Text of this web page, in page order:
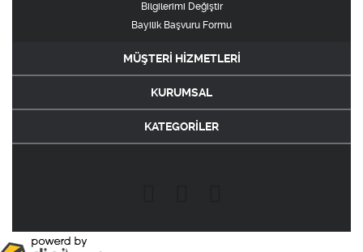
Bilgilerimi Değiştir
Bayilik Başvuru Formu
MÜŞTERİ HİZMETLERİ
KURUMSAL
KATEGORİLER